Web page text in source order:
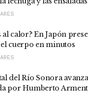
al calor? En Japón
cuerpo en minutos
del Río Sonora
por Humberto